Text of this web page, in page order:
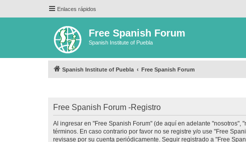
Enlaces rápidos
Free Spanish Forum
Spanish Institute of Puebla
Spanish Institute of Puebla Free Spanish Forum
Free Spanish Forum -Registro
Al ingresar en "Free Spanish Forum" (de aquí en adelante "nosotros",
términos. En caso contrario por favor no se registre y/o use "Free
revisase por su cuenta periódicamente. Seguir registrado a "Free